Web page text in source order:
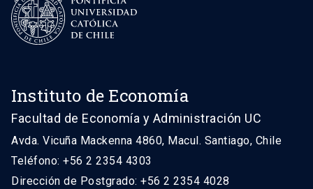
Instituto de Economía
Facultad de Economía y Administración UC
Avda. Vicuña Mackenna 4860, Macul. Santiago, Chile
Teléfono: +56 2 2354 4303
Dirección de Postgrado: +56 2 2354 4028